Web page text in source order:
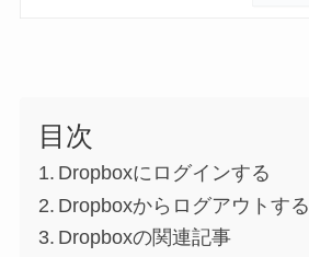
目次
Dropboxにログインする
Dropboxからログアウトする
Dropboxの関連記事